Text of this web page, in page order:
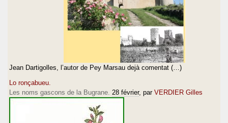
Jean Dartigolles, l’autor de Pey Marsau dejà comentat (…)
Lo ronçabueu.
Les noms gascons de la Bugrane. 28 février, par VERDIER Gilles